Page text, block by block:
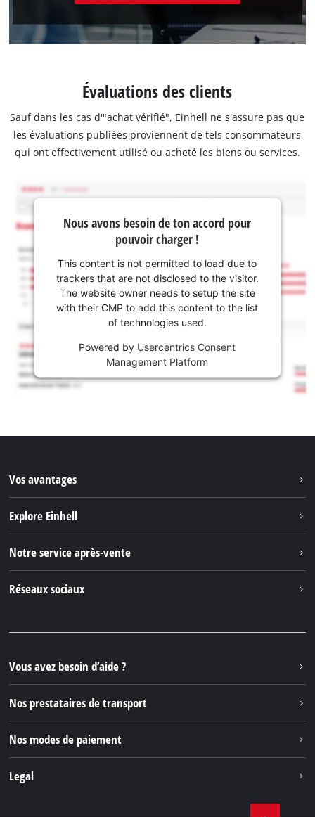
Évaluations des clients
Sauf dans les cas d'"achat vérifié", Einhell ne s'assure pas que
les évaluations publiées proviennent de tels consommateurs
qui ont effectivement utilisé ou acheté les biens ou services.
Nous avons besoin de ton accord pour
pouvoir charger !
This content is not permitted to load due to
trackers that are not disclosed to the visitor.
The website owner needs to setup the site
with their CMP to add this content to the list
of technologies used.
Powered by Usercentrics Consent
Management Platform
Vos avantages
Explore Einhell
Einhell Germany AG
Notre service après-vente
Réseaux sociaux
Instagram
TikTok
Pinterest
Vous avez besoin d’aide ?
Nos prestataires de transport
Nos modes de paiement
Legal